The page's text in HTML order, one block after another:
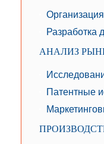
Разработка
АНАЛИЗ
Патентные